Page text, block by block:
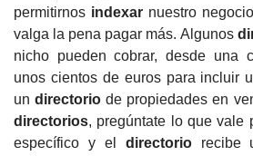
permitirnos indexarnuestro
valga la pena pagar más. Algunos
nicho pueden cobrar, desde una
unos cientos de euros para incluir
undirectorio de propiedades en
directorios, pregúntate lo que vale
específico y el directoriorecibe